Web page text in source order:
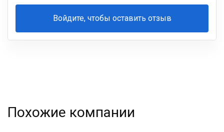
Войдите, чтобы оставить отзыв
Ваша
Похожие компании